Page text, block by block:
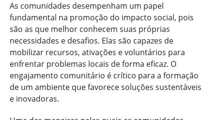
As comunidades desempenham um papel
fundamental na promoção do impacto social, pois
são as que melhor conhecem suas próprias
necessidades e desafios. Elas são capazes de
mobilizar recursos, ativações e voluntários para
enfrentar problemas locais de forma eficaz. O
engajamento comunitário é crítico para a formação
de um ambiente que favorece soluções sustentáveis
e inovadoras.